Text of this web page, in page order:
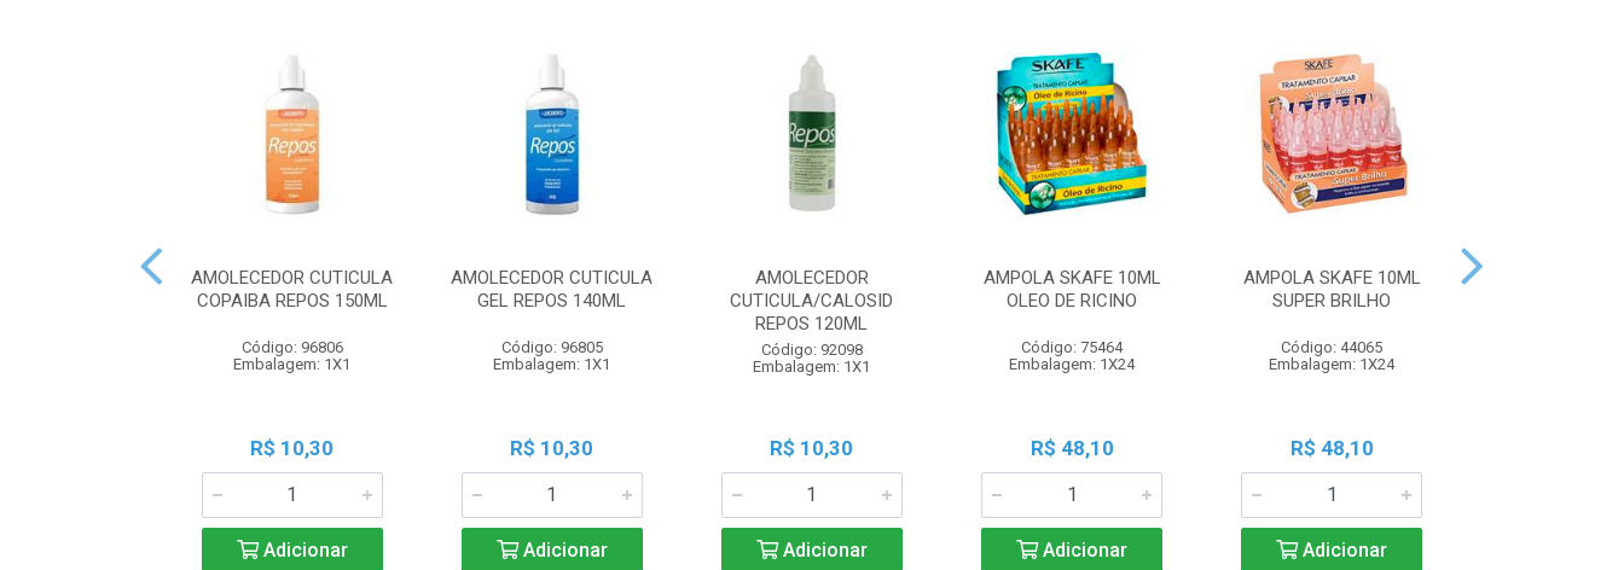
AMOLECEDOR CUTICULA
COPAIBA REPOS 150ML
Código: 96806
Embalagem: 1X1
R$ 10,30
Adicionar
AMOLECEDOR CUTICULA
GEL REPOS 140ML
Código: 96805
Embalagem: 1X1
R$ 10,30
Adicionar
AMOLECEDOR
CUTICULA/CALOSID
REPOS 120ML
Código: 92098
Embalagem: 1X1
R$ 10,30
Adicionar
AMPOLA SKAFE 10ML
OLEO DE RICINO
Código: 75464
Embalagem: 1X24
R$ 48,10
Adicionar
AMPOLA SKAFE 10ML
SUPER BRILHO
Código: 44065
Embalagem: 1X24
R$ 48,10
Adicionar